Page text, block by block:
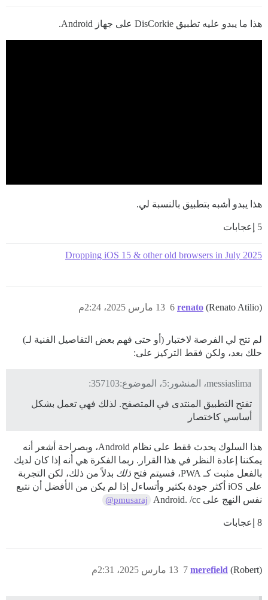
هذا ما يبدو عليه تطبيق DisCorkie على جهاز Android.
هذا يبدو أشبه بتطبيق بالنسبة لي.
5 إعجابات
Dropping iOS 15 & other old browsers in July 2025
renato (Renato Atilio) 13 مارس 2025، 2:24م 6
لم تتح لي الفرصة لاختبار (أو حتى فهم بعض التفاصيل الفنية لـ)
حلك بعد، ولكن فقط التركيز على:
messiaslima، المنشور:5، الموضوع:357103:
تفتح التطبيق المنتدى في المتصفح. لذلك فهي تعمل بشكل
أساسي كاختصار
هذا السلوك يحدث فقط على نظام Android، وبصراحة أشعر أنه
يمكننا إعادة النظر في هذا القرار. ربما الفكرة هي أنه إذا كان لديك
بالفعل مثبت كـ PWA، فسيتم فتح
ذلك بدلاً من ذلك، لكن التجربة
على iOS أكثر جودة بكثير وأتساءل إذا لم يكن من الأفضل أن نتبع
نفس النهج على Android. /cc
@pmusaraj
8 إعجابات
merefield (Robert) 13 مارس 2025، 2:31م 7